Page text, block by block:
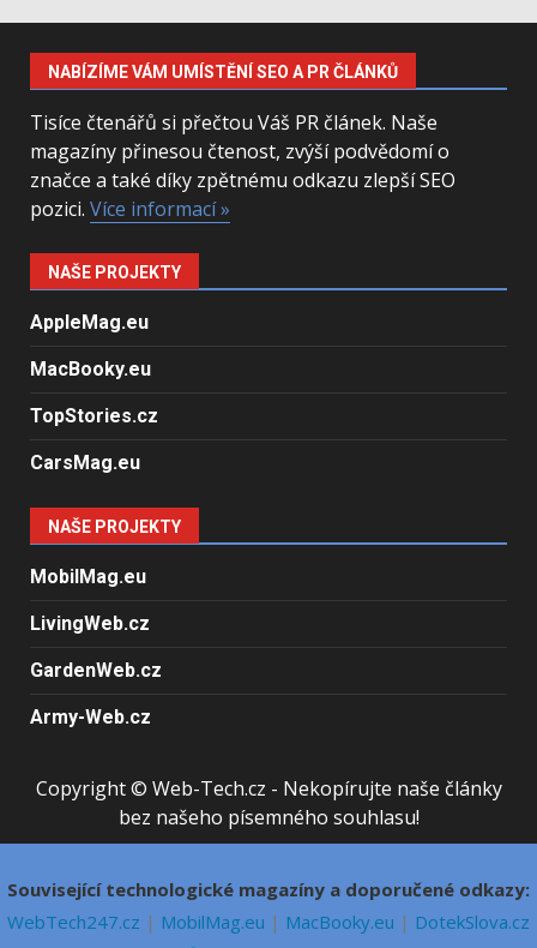
NABÍZÍME VÁM UMÍSTĚNÍ SEO A PR ČLÁNKŮ
Tisíce čtenářů si přečtou Váš PR článek. Naše
magazíny přinesou čtenost, zvýší podvědomí o
značce a také díky zpětnému odkazu zlepší SEO
pozici. Více informací »
NAŠE PROJEKTY
AppleMag.eu
MacBooky.eu
TopStories.cz
CarsMag.eu
NAŠE PROJEKTY
MobilMag.eu
LivingWeb.cz
GardenWeb.cz
Army-Web.cz
Copyright © Web-Tech.cz - Nekopírujte naše články
bez našeho písemného souhlasu!
Související technologické magazíny a doporučené odkazy:
WebTech247.cz | MobilMag.eu | MacBooky.eu | DotekSlova.cz